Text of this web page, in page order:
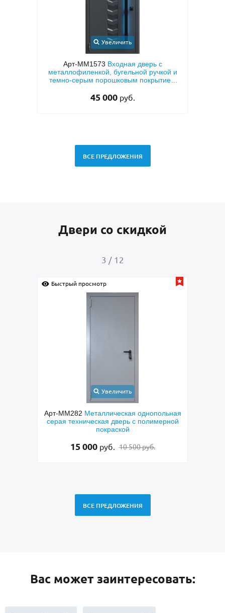
Увеличить
Арт-ММ1573 Входная дверь с
металлофиленкой, бугельной ручкой и
темно-серым порошковым покрытием
45 000 руб.
ВСЕ ПРЕДЛОЖЕНИЯ
Двери со скидкой
3 / 12
Быстрый просмотр
Увеличить
Арт-ММ282 Металлическая однопольная
серая техническая дверь с полимерной
покраской
15 000 руб. 10 500 руб.
ВСЕ ПРЕДЛОЖЕНИЯ
Вас может заинтересовать: